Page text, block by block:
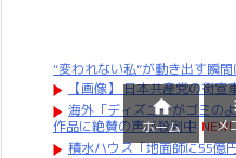
“変われない私”が動き出す瞬
【画像】 日本共産党の街
海外「ディズニーがゴミの
作品に絶賛の声が殺到中 NEW!
積水ハウス「地面師に55億

ホーム メ